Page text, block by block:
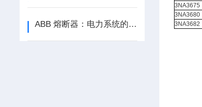
ABB 熔断器：电力系统的安全卫士，江苏芯钻时代电子科技有限公司专业供应
3NA3675
3NA3680
3NA3682